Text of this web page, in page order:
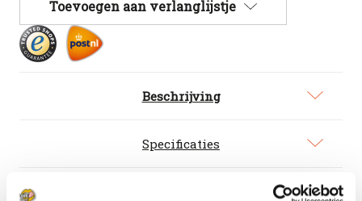
Trappe
Witte
Trappist
fles
75cl
Trappe
Witte
Trappist
fles
75cl
Toevoegen aan verlanglijstje
Beschrijving
Specificaties